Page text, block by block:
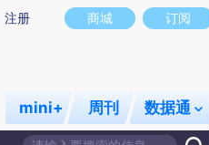
在偏差。不代表财新观点和立场。推荐
商城 订阅
注册
mini+ 周刊 数据通